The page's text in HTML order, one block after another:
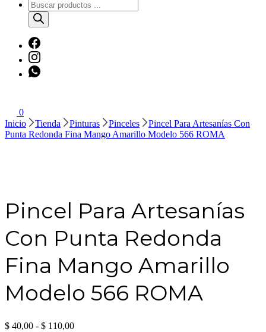
Búsqueda
de
productos
0
Inicio
Tienda Pinturas Pinceles
Pincel Para Artesanías Con
Punta Redonda Fina Mango Amarillo Modelo 566 ROMA
Pincel Para Artesanías
Con Punta Redonda
Fina Mango Amarillo
Modelo 566 ROMA
$ 40,00 - $ 110,00Rango